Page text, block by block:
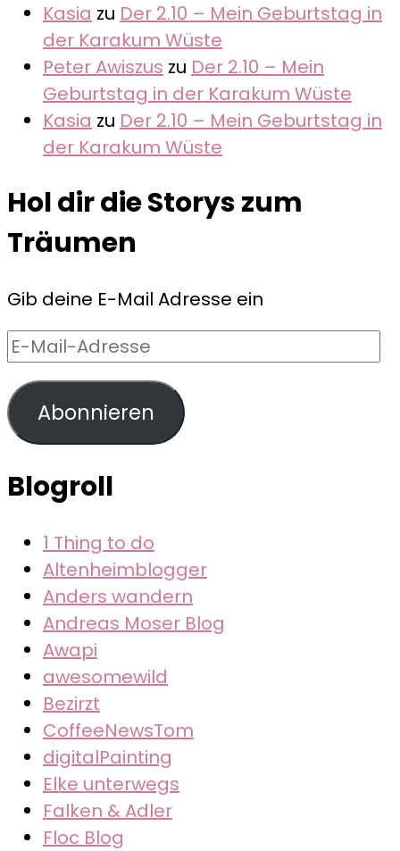
Kasia zu Der 2.10 – Mein Geburtstag in
der Karakum Wüste
Peter Awiszus zu Der 2.10 – Mein
Geburtstag in der Karakum Wüste
Kasia zu Der 2.10 – Mein Geburtstag in
der Karakum Wüste
Hol dir die Storys zum
Träumen
Gib deine E-Mail Adresse ein
E-
Mail-
Adresse
Abonnieren
Blogroll
1 Thing to do
Altenheimblogger
Anders wandern
Andreas Moser Blog
Awapi
awesomewild
Bezirzt
CoffeeNewsTom
digitalPainting
Elke unterwegs
Falken & Adler
Floc Blog